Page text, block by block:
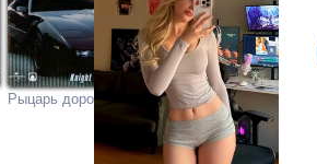
Рыцарь дорог Часовой / Страж